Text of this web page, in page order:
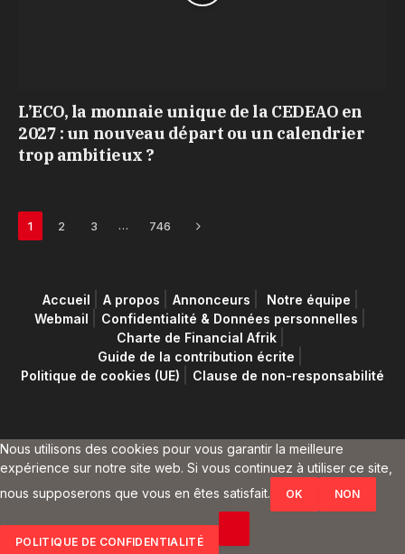
L’ECO, la monnaie unique de la CEDEAO en
2027 : un nouveau départ ou un calendrier
trop ambitieux ?
1 2 3 … 746 Next
Accueil A propos Annonceurs
Notre équipe
Webmail
Confidentialité & Données personnelles
Charte de Financial Afrik
Guide de la contribution écrite
Politique de cookies (UE)
Clause de non-responsabilité
Nous utilisons des cookies pour vous garantir la meilleure
expérience sur notre site web. Si vous continuez à utiliser ce site,
nous supposerons que vous en êtes satisfait.
OK NON
POLITIQUE DE CONFIDENTIALITÉ